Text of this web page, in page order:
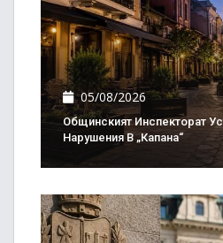
05/08/2026
Общинският Инспекторат
Нарушения В „Капана“